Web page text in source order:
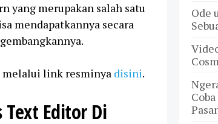
yang merupakan salah satu
mendapatkannya secara
melalui link resminya disini.
Editor Di
Ode